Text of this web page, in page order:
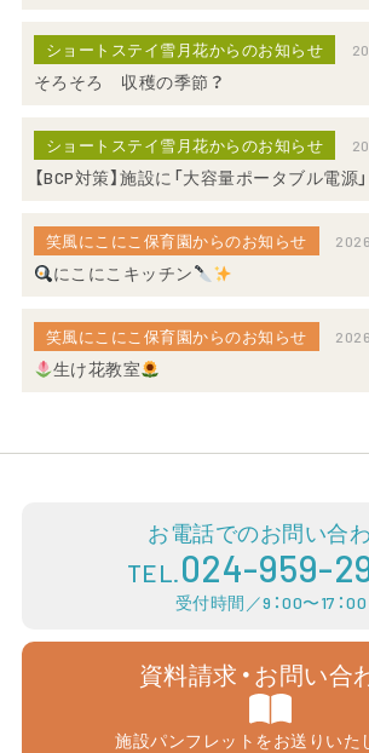
ショートステイ雪月花からのお知らせ
そろそろ 収穫の季節？
ショートステイ雪月花からのお知らせ
【BCP対策】施設に「大容量ポータブル電源
笑風にこにこ保育園からのお知らせ
にこにこキッチン
笑風にこにこ保育園からのお知らせ
生け花教室
お電話でのお問い合
TEL.024-959-
受付時間／9：00〜17：00
資料請求・お問い合
施設パンフレットをお送りいた